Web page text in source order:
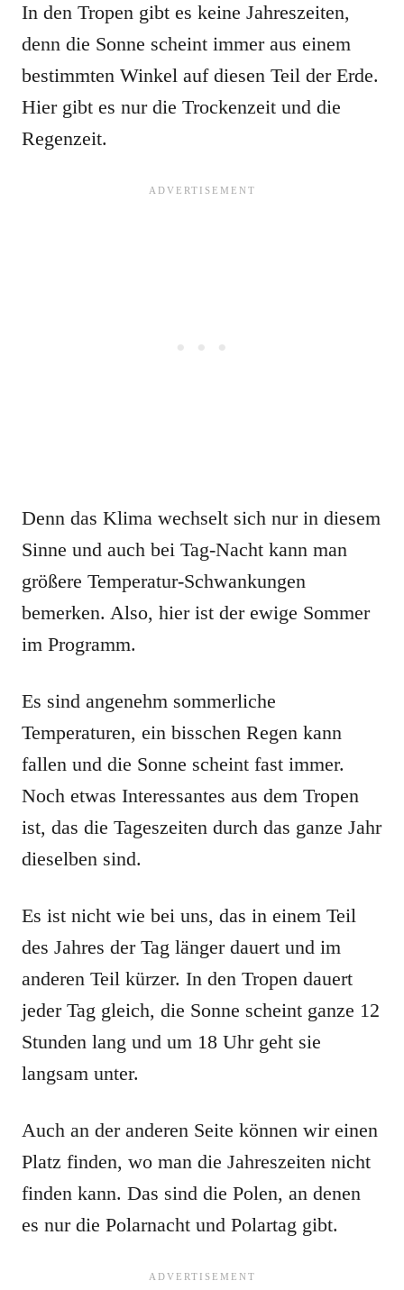
In den Tropen gibt es keine Jahreszeiten,
denn die Sonne scheint immer aus einem
bestimmten Winkel auf diesen Teil der Erde.
Hier gibt es nur die Trockenzeit und die
Regenzeit.
Denn das Klima wechselt sich nur in diesem
Sinne und auch bei Tag-Nacht kann man
größere Temperatur-Schwankungen
bemerken. Also, hier ist der ewige Sommer
im Programm.
Es sind angenehm sommerliche
Temperaturen, ein bisschen Regen kann
fallen und die Sonne scheint fast immer.
Noch etwas Interessantes aus dem Tropen
ist, das die Tageszeiten durch das ganze Jahr
dieselben sind.
Es ist nicht wie bei uns, das in einem Teil
des Jahres der Tag länger dauert und im
anderen Teil kürzer. In den Tropen dauert
jeder Tag gleich, die Sonne scheint ganze 12
Stunden lang und um 18 Uhr geht sie
langsam unter.
Auch an der anderen Seite können wir einen
Platz finden, wo man die Jahreszeiten nicht
finden kann. Das sind die Polen, an denen
es nur die Polarnacht und Polartag gibt.